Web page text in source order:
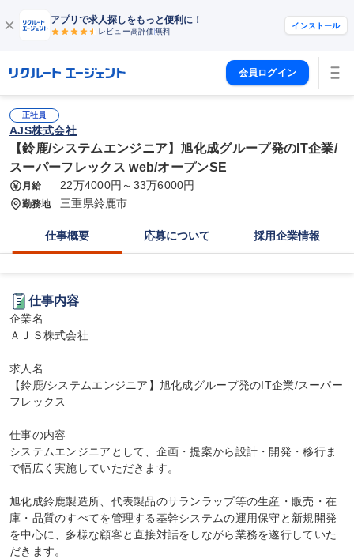
アプリで求人探しをもっと便利に！
レビュー高評価無料
インストール
会員ログイン
正社員
AJS株式会社
【鈴鹿/システムエンジニア】旭化成グループ発のIT企業/
スーパーフレックス web/オープンSE
月給 22万4000円～33万6000円
勤務地 三重県鈴鹿市
仕事概要 応募について 採用企業情報
仕事内容
企業名
ＡＪＳ株式会社
求人名
【鈴鹿/システムエンジニア】旭化成グループ発のIT企業/スーパー
フレックス
仕事の内容
システムエンジニアとして、企画・提案から設計・開発・移行ま
で幅広く実施していただきます。
旭化成鈴鹿製造所、代表製品のサランラップ等の生産・販売・在
庫・品質のすべてを管理する基幹システムの運用保守と新規開発
を中心に、多様な顧客と直接対話をしながら業務を遂行していた
だきます。